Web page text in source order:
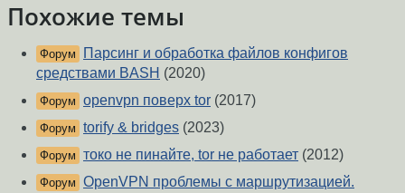
Похожие темы
Форум
Парсинг и обработка файлов конфигов
средствами BASH (2020)
Форум openvpn поверх tor (2017)
Форум torify & bridges (2023)
Форум токо не пинайте, tor не работает (2012)
Форум OpenVPN проблемы с маршрутизацией.